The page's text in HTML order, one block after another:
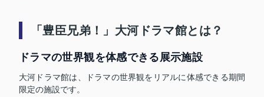
「豊臣兄弟！」大河ドラマ館とは？
ドラマの世界観を体感できる展示施設
大河ドラマ館は、ドラマの世界観をリアルに体感できる期間
限定の施設です。